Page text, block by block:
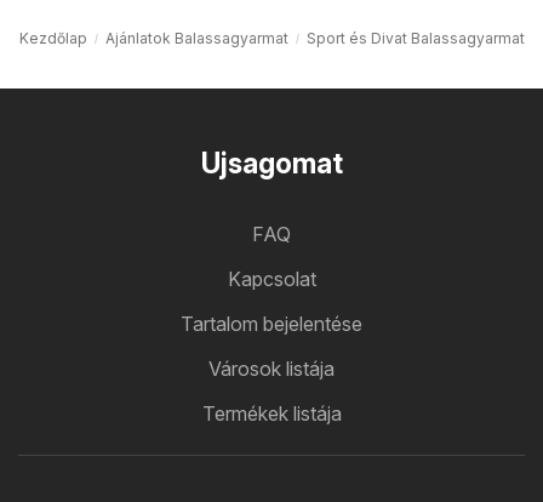
Kezdőlap Ajánlatok Balassagyarmat Sport és Divat Balassagyarmat
Ujsagomat
FAQ
Kapcsolat
Tartalom bejelentése
Városok listája
Termékek listája